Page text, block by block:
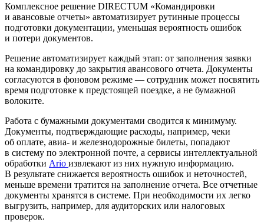
Комплексное решение DIRECTUM «Командировки
и авансовые отчеты» автоматизирует рутинные процессы
подготовки документации, уменьшая вероятность ошибок
и потери документов.
Решение автоматизирует каждый этап: от заполнения заявки
на командировку до закрытия авансового отчета. Документы
согласуются в фоновом режиме — сотрудник может посвятить
время подготовке к предстоящей поездке, а не бумажной
волоките.
Работа с бумажными документами сводится к минимуму.
Документы, подтверждающие расходы, например, чеки
об оплате, авиа- и железнодорожные билеты, попадают
в систему по электронной почте, а сервисы интеллектуальной
обработки Ario извлекают из них нужную информацию.
В результате снижается вероятность ошибок и неточностей,
меньше времени тратится на заполнение отчета. Все отчетные
документы хранятся в системе. При необходимости их легко
выгрузить, например, для аудиторских или налоговых
проверок.